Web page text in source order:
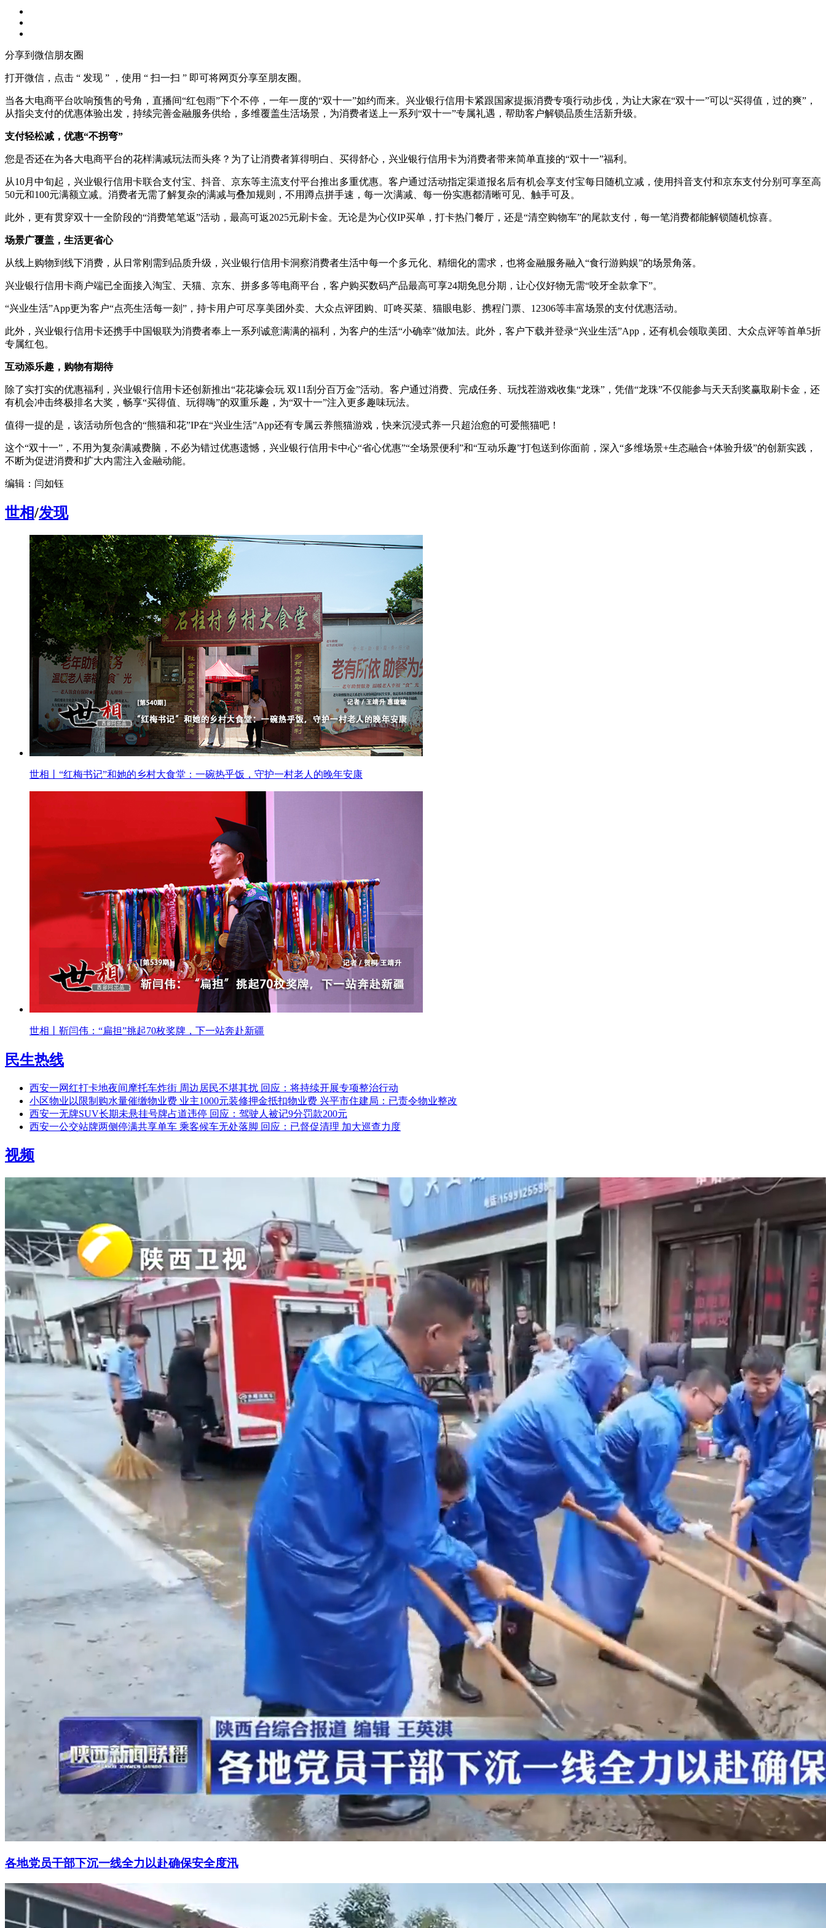
分享到微信朋友圈
打开微信，点击 “ 发现 ” ，使用 “ 扫一扫 ” 即可将网页分享至朋友圈。
当各大电商平台吹响预售的号角，直播间“红包雨”下个不停，一年一度的“双十一”如约而来。兴业银行信用卡紧跟国家提振消费专项行动步伐，为让大家在“双十一”可以“买得值，过的爽”，
从指尖支付的优惠体验出发，持续完善金融服务供给，多维覆盖生活场景，为消费者送上一系列“双十一”专属礼遇，帮助客户解锁品质生活新升级。
支付轻松减，优惠“不拐弯”
您是否还在为各大电商平台的花样满减玩法而头疼？为了让消费者算得明白、买得舒心，兴业银行信用卡为消费者带来简单直接的“双十一”福利。
从10月中旬起，兴业银行信用卡联合支付宝、抖音、京东等主流支付平台推出多重优惠。客户通过活动指定渠道报名后有机会享支付宝每日随机立减，使用抖音支付和京东支付分别可享至高
50元和100元满额立减。消费者无需了解复杂的满减与叠加规则，不用蹲点拼手速，每一次满减、每一份实惠都清晰可见、触手可及。
此外，更有贯穿双十一全阶段的“消费笔笔返”活动，最高可返2025元刷卡金。无论是为心仪IP买单，打卡热门餐厅，还是“清空购物车”的尾款支付，每一笔消费都能解锁随机惊喜。
场景广覆盖，生活更省心
从线上购物到线下消费，从日常刚需到品质升级，兴业银行信用卡洞察消费者生活中每一个多元化、精细化的需求，也将金融服务融入“食行游购娱”的场景角落。
兴业银行信用卡商户端已全面接入淘宝、天猫、京东、拼多多等电商平台，客户购买数码产品最高可享24期免息分期，让心仪好物无需“咬牙全款拿下”。
“兴业生活”App更为客户“点亮生活每一刻”，持卡用户可尽享美团外卖、大众点评团购、叮咚买菜、猫眼电影、携程门票、12306等丰富场景的支付优惠活动。
此外，兴业银行信用卡还携手中国银联为消费者奉上一系列诚意满满的福利，为客户的生活“小确幸”做加法。此外，客户下载并登录“兴业生活”App，还有机会领取美团、大众点评等首单5折
专属红包。
互动添乐趣 ，购物有期待
除了实打实的优惠福利，兴业银行信用卡还创新推出“花花壕会玩 双11刮分百万金”活动。客户通过消费、完成任务、玩找茬游戏收集“龙珠”，凭借“龙珠”不仅能参与天天刮奖赢取刷卡金，还
有机会冲击终极排名大奖，畅享“买得值、玩得嗨”的双重乐趣，为“双十一”注入更多趣味玩法。
值得一提的是，该活动所包含的“熊猫和花”IP在“兴业生活”App还有专属云养熊猫游戏，快来沉浸式养一只超治愈的可爱熊猫吧！
这个“双十一”，不用为复杂满减费脑，不必为错过优惠遗憾，兴业银行信用卡中心“省心优惠”“全场景便利”和“互动乐趣”打包送到你面前，深入“多维场景+生态融合+体验升级”的创新实践，
不断为促进消费和扩大内需注入金融动能。
编辑：闫如钰
世相/发现
世相丨“红梅书记”和她的乡村大食堂：一碗热乎饭，守护一村老人的晚年安康
世相丨靳闫伟：“扁担”挑起70枚奖牌，下一站奔赴新疆
民生热线
西安一网红打卡地夜间摩托车炸街 周边居民不堪其扰 回应：将持续开展专项整治行动
小区物业以限制购水量催缴物业费 业主1000元装修押金抵扣物业费 兴平市住建局：已责令物业整改
西安一无牌SUV长期未悬挂号牌占道违停 回应：驾驶人被记9分罚款200元
西安一公交站牌两侧停满共享单车 乘客候车无处落脚 回应：已督促清理 加大巡查力度
视频
各地党员干部下沉一线全力以赴确保安全度汛